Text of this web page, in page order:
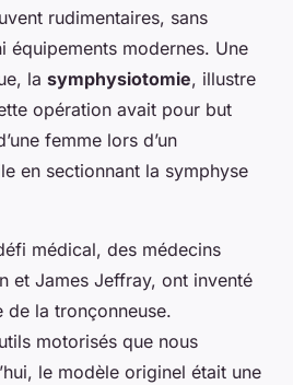
rudimentaires, sans
équipements modernes. Une
la symphysiotomie, illustre
opération avait pour but
femme lors d’un
en sectionnant la symphyse
médical, des médecins
et James Jeffray, ont inventé
de la tronçonneuse.
motorisés que nous
le modèle originel était une